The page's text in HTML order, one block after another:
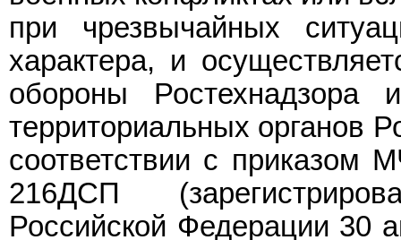
при чрезвычайных
характера, и
обороны Ростехнадзора
территориальных органов
соответствии с приказом
216ДСП
Российской Федерации 30